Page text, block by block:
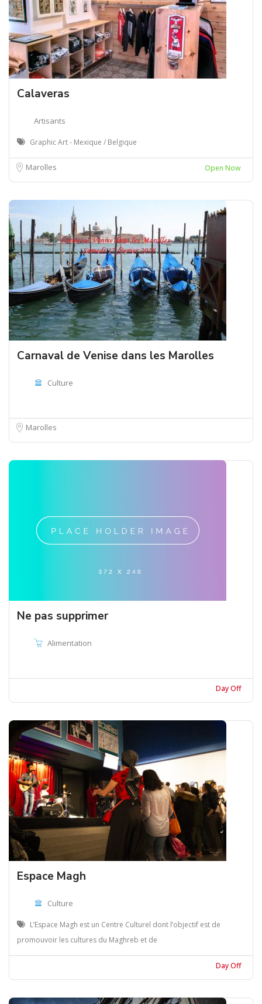
Calaveras
Artisants
Graphic Art - Mexique / Belgique
Marolles Open Now
Carnaval de Venise dans les Marolles
Culture
Marolles
Ne pas supprimer
Alimentation
Day Off
Espace Magh
Culture
L’Espace Magh est un Centre Culturel dont l’objectif est de
promouvoir les cultures du Maghreb et de
Day Off